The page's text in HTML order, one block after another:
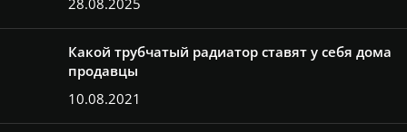
28.08.2025
Какой трубчатый радиатор ставят у себя дома
продавцы
10.08.2021